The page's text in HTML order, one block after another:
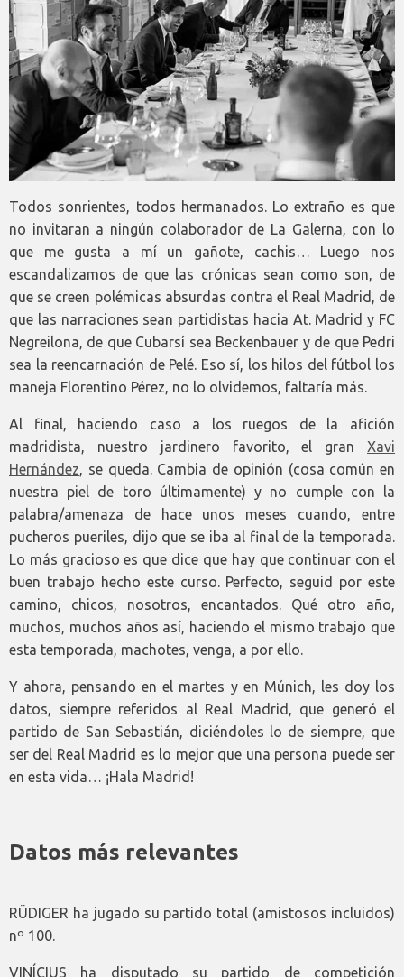
Todos sonrientes, todos hermanados. Lo extraño es que
no invitaran a ningún colaborador de La Galerna, con lo
que me gusta a mí un gañote, cachis… Luego nos
escandalizamos de que las crónicas sean como son, de
que se creen polémicas absurdas contra el Real Madrid, de
que las narraciones sean partidistas hacia At. Madrid y FC
Negreilona, de que Cubarsí sea Beckenbauer y de que Pedri
sea la reencarnación de Pelé. Eso sí, los hilos del fútbol los
maneja Florentino Pérez, no lo olvidemos, faltaría más.
Al final, haciendo caso a los ruegos de la afición
madridista, nuestro jardinero favorito, el gran Xavi
Hernández, se queda. Cambia de opinión (cosa común en
nuestra piel de toro últimamente) y no cumple con la
palabra/amenaza de hace unos meses cuando, entre
pucheros pueriles, dijo que se iba al final de la temporada.
Lo más gracioso es que dice que hay que continuar con el
buen trabajo hecho este curso. Perfecto, seguid por este
camino, chicos, nosotros, encantados. Qué otro año,
muchos, muchos años así, haciendo el mismo trabajo que
esta temporada, machotes, venga, a por ello.
Y ahora, pensando en el martes y en Múnich, les doy los
datos, siempre referidos al Real Madrid, que generó el
partido de San Sebastián, diciéndoles lo de siempre, que
ser del Real Madrid es lo mejor que una persona puede ser
en esta vida… ¡Hala Madrid!
Datos más relevantes
RÜDIGER ha jugado su partido total (amistosos incluidos)
nº 100.
VINÍCIUS ha disputado su partido de competición